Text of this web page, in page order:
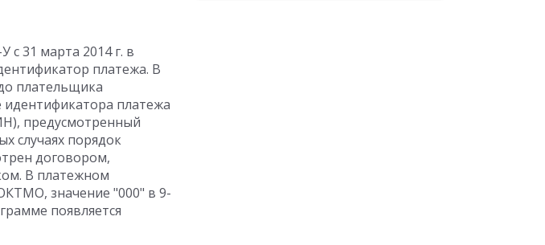
с 31 марта 2014 г. в
платежа. В
плательщика
платежа
предусмотренный
случаях порядок
договором,
В платежном
значение "000" в 9-
появляется